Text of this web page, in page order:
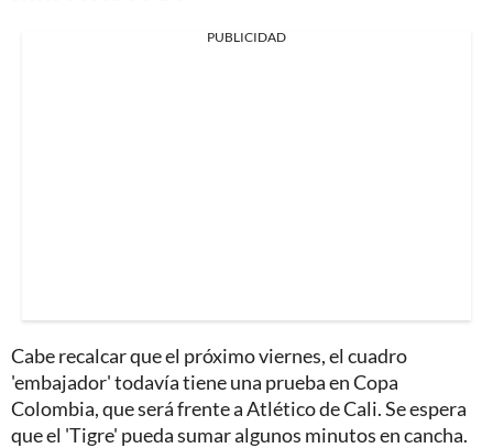
PUBLICIDAD
Cabe recalcar que el próximo viernes, el cuadro
'embajador' todavía tiene una prueba en Copa
Colombia, que será frente a Atlético de Cali. Se espera
que el 'Tigre' pueda sumar algunos minutos en cancha.